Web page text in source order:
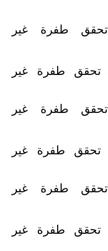
تحقق طفرة غير
تحقق طفرة غير
تحقق طفرة غير